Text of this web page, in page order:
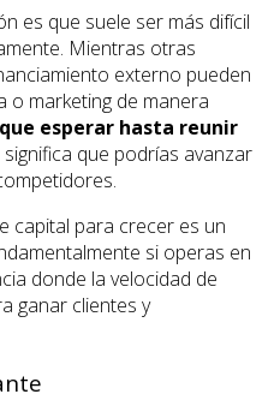
es que suele ser más difícil
Mientras otras
externo pueden
o marketing de manera
esperar hasta reunir
significa que podrías avanzar
capital para crecer es un
si operas en
donde la velocidad de
ganar clientes y